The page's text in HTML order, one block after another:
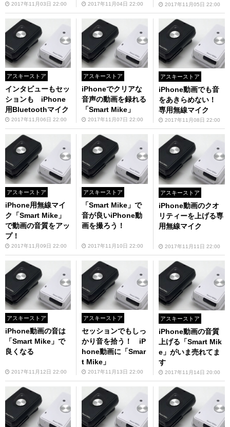
2017年11月03日 22:00 2017年11月04日 22:00 2017年11月05日 22:00
アスキーストア
インタビューもセッ
ションも iPhone
用Bluetoothマイク
2017年11月06日 22:00
アスキーストア
iPhoneでクリアな
音声の動画を録れる
「Smart Mike」
2017年11月07日 22:00
アスキーストア
iPhone動画でも音
をあきらめない！
専用無線マイク
2017年11月08日 22:00
アスキーストア
iPhone用無線マイ
ク「Smart Mike」
で動画の音質をアッ
プ！
2017年11月09日 22:00
アスキーストア
「Smart Mike」で
音が良いiPhone動
画を撮ろう！
2017年11月10日 22:00
アスキーストア
iPhone動画のクオ
リティーを上げる専
用無線マイク
2017年11月11日 22:00
アスキーストア
iPhone動画の音は
「Smart Mike」で
良くなる
2017年11月12日 22:00
アスキーストア
セッションでもしっ
かり音を拾う！ iP
hone動画に「Smar
t Mike」
2017年11月13日 22:00
アスキーストア
iPhone動画の音質
上げる「Smart Mik
e」がいま売れてま
す
2017年11月14日 20:00